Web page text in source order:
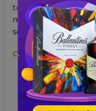
tự do, phiêu lưu và
món quà trang trí
sẽ thích.
Cóc Ngậm Tiền